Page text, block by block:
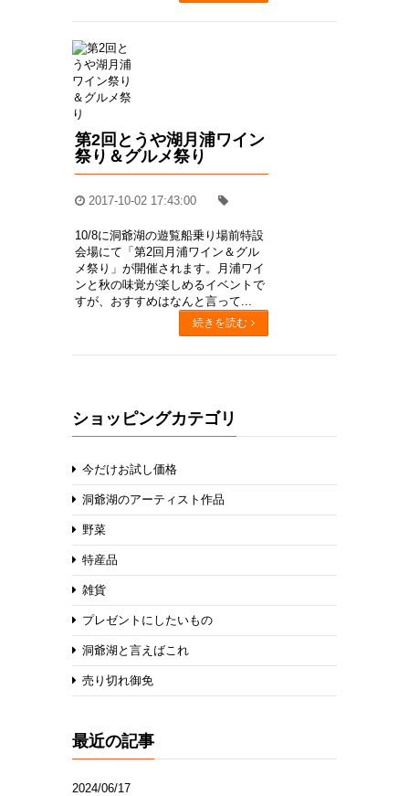
第2回とうや湖月浦ワイン
祭り＆グルメ祭り
2017-10-02 17:43:00
10/8に洞爺湖の遊覧船乗り場前特設
会場にて「第2回月浦ワイン＆グル
メ祭り」が開催されます。月浦ワイ
ンと秋の味覚が楽しめるイベントで
すが、おすすめはなんと言って...
続きを読む
ショッピングカテゴリ
今だけお試し価格
洞爺湖のアーティスト作品
野菜
特産品
雑貨
プレゼントにしたいもの
洞爺湖と言えばこれ
売り切れ御免
最近の記事
2024/06/17